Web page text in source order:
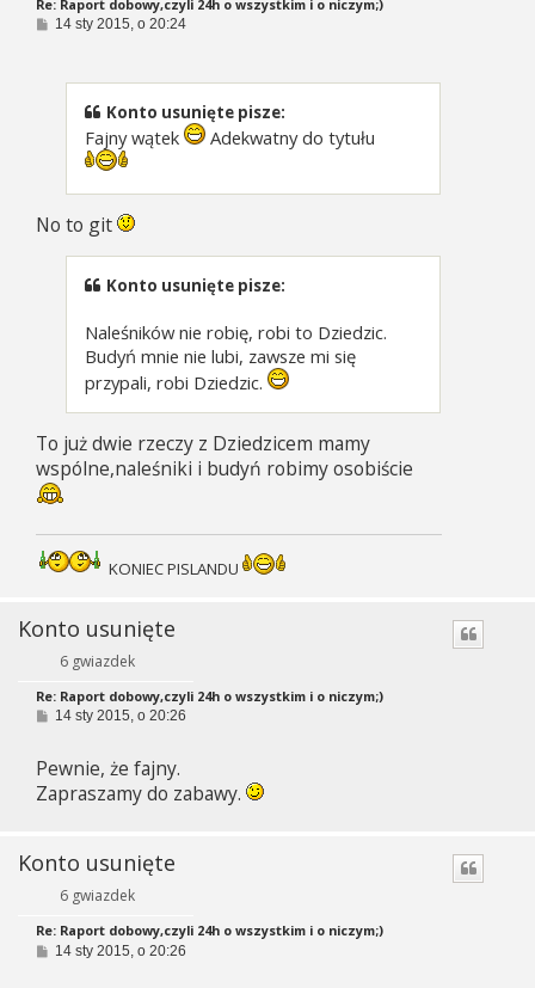
Re: Raport dobowy,czyli 24h o wszystkim i o niczym;)
P14 sty 2015, o 20:24
Konto usunięte pisze:
Fajny wątek Adekwatny do tytułu
No to git
Konto usunięte pisze:
Naleśników nie robię, robi to Dziedzic.
Budyń mnie nie lubi, zawsze mi się
przypali, robi Dziedzic.
To już dwie rzeczy z Dziedzicem mamy
wspólne,naleśniki i budyń robimy osobiście
KONIEC PISLANDU
Konto usunięte
6 gwiazdek
Re: Raport dobowy,czyli 24h o wszystkim i o niczym;)
P
t
14 sty 2015, o 20:26
Pewnie, że fajny.
Zapraszamy do zabawy.
Konto usunięte
6 gwiazdek
Re: Raport dobowy,czyli 24h o wszystkim i o niczym;)
P14 sty 2015, o 20:26